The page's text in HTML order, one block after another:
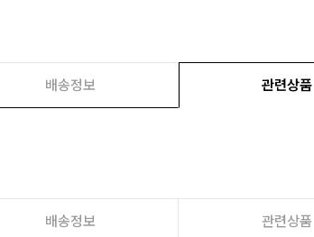
배송정보 관련상품
배송정보 관련상품